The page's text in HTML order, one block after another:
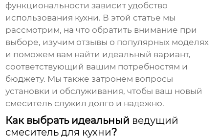
функциональности зависит удобство
использования кухни. В этой статье мы
рассмотрим, на что обратить внимание при
выборе, изучим отзывы о популярных моделях
и поможем вам найти идеальный вариант,
соответствующий вашим потребностям и
бюджету. Мы также затронем вопросы
установки и обслуживания, чтобы ваш новый
смеситель служил долго и надежно.
Как выбрать идеальный ведущий
смеситель для кухни?